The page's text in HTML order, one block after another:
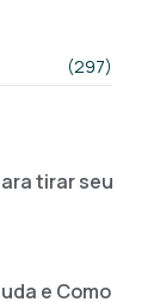
(297)
tirar seu
e Como